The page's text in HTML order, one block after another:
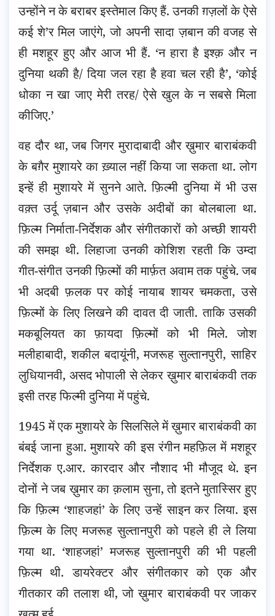
उन्होंने न के बराबर इस्तेमाल किए हैं. उनकी ग़ज़लों के ऐसे
कई शे’र मिल जाएंगे, जो अपनी सादा ज़बान की वजह से
ही मशहूर हुए और आज भी हैं. ‘न हारा है इश्क़ और न
दुनिया थकी है/ दिया जल रहा है हवा चल रही है’, ‘कोई
धोका न खा जाए मेरी तरह/ ऐसे खुल के न सबसे मिला
कीजिए.’
वह दौर था, जब जिगर मुरादाबादी और ख़ुमार बाराबंकवी
के बग़ैर मुशायरे का ख़्याल नहीं किया जा सकता था. लोग
इन्हें ही मुशायरे में सुनने आते. फ़िल्मी दुनिया में भी उस
वक़्त उर्दू ज़बान और उसके अदीबों का बोलबाला था.
फ़िल्म निर्माता-निर्देशक और संगीतकारों को अच्छी शायरी
की समझ थी. लिहाजा उनकी कोशिश रहती कि उम्दा
गीत-संगीत उनकी फ़िल्मों की मार्फ़त अवाम तक पहुंचे. जब
भी अदबी फ़लक पर कोई नायाब शायर चमकता, उसे
फ़िल्मों के लिए लिखने की दावत दी जाती. ताकि उसकी
मकबूलियत का फ़ायदा फ़िल्मों को भी मिले. जोश
मलीहाबादी, शकील बदायूंनी, मजरूह सुल्तानपुरी, साहिर
लुधियानवी, असद भोपाली से लेकर ख़ुमार बाराबंकवी तक
इसी तरह फिल्मी दुनिया में पहुंचे.
1945 में एक मुशायरे के सिलसिले में ख़ुमार बाराबंकवी का
बंबई जाना हुआ. मुशायरे की इस रंगीन महफ़िल में मशहूर
निर्देशक ए.आर. कारदार और नौशाद भी मौजूद थे. इन
दोनों ने जब ख़ुमार का क़लाम सुना, तो इतने मुतास्सिर हुए
कि फ़िल्म ‘शाहजहां’ के लिए उन्हें साइन कर लिया. इस
फ़िल्म के लिए मजरूह सुल्तानपुरी को पहले ही ले लिया
गया था. ‘शाहजहां’ मजरूह सुल्तानपुरी की भी पहली
फ़िल्म थी. डायरेक्टर और संगीतकार को एक और
गीतकार की तलाश थी, जो ख़ुमार बाराबंकवी पर जाकर